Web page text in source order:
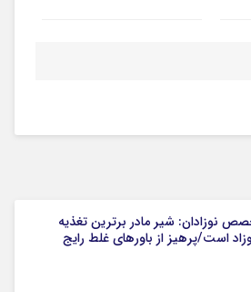
نوزادان: شیر مادر برترین تغذیه
است/پرهیز از باورهای غلط رایج